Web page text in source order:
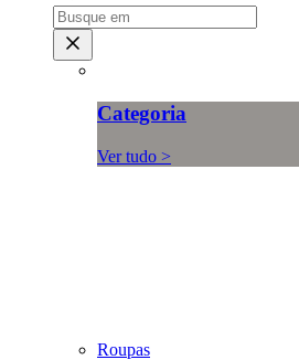
Categoria
Ver tudo >
Roupas